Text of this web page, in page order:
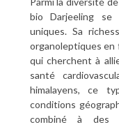
bio Darjeeling se
uniques. Sa
organoleptiques
qui cherchent à
santé
himalayens, ce
conditions
combiné à des